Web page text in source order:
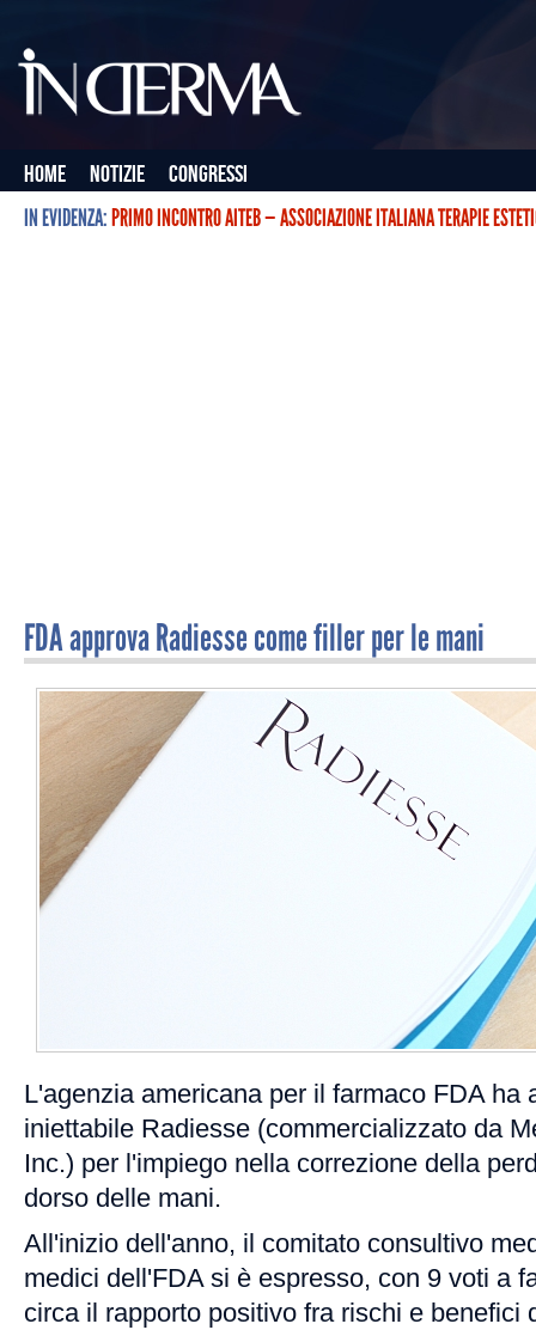
Home Notizie
Congressi
IN EVIDENZA:PRIMO INCONTRO AITEB — ASSOCIAZIONE ITALIANA TERAPIE
FDA approva Radiesse come filler per le mani
L'agenzia americana per il farmaco FDA ha
iniettabile Radiesse (commercializzato da
Inc.) per l'impiego nella correzione della
dorso delle mani.
All'inizio dell'anno, il comitato consultivo
medici dell'FDA si è espresso, con 9 voti a
circa il rapporto positivo fra rischi e benefici